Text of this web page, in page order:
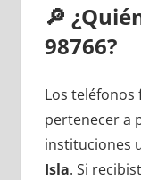
🔎
98766?
Los teléfonos
pertenecer а
instituciones
Isla. Si